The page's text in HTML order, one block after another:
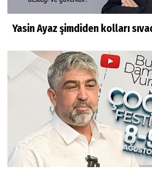
Yasin Ayaz şimdiden kolları